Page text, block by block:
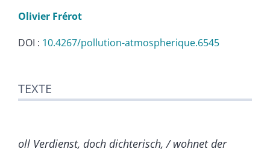
Olivier Frérot
DOI : 10.4267/pollution-atmospherique.6545
Citer cet article
Auteur
TEXTE
oll Verdienst, doch dichterisch, / wohnet der